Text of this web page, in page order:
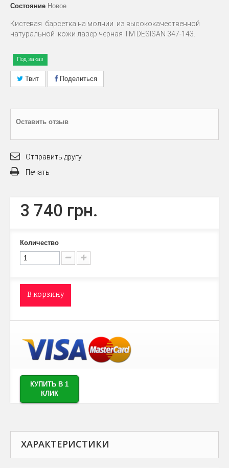
Состояние Новое
Кистевая барсетка на молнии из высококачественной
натуральной кожи лазер черная TM DESISAN 347-143.
Под заказ
Твит Поделиться
Оставить отзыв
Отправить другу
Печать
3 740 грн.
Количество
В корзину
КУПИТЬ В 1
КЛИК
ХАРАКТЕРИСТИКИ